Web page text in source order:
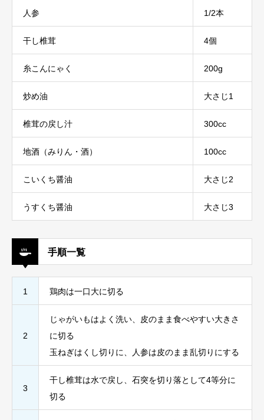
人参 1/2本
干し椎茸 4個
糸こんにゃく 200g
炒め油 大さじ1
椎茸の戻し汁 300cc
地酒（みりん・酒） 100cc
こいくち醤油 大さじ2
うすくち醤油 大さじ3
手順一覧
1 鶏肉は一口大に切る
2
じゃがいもはよく洗い、皮のまま食べやすい大きさ
に切る
玉ねぎはくし切りに、人参は皮のまま乱切りにする
3
干し椎茸は水で戻し、石突を切り落として4等分に
切る